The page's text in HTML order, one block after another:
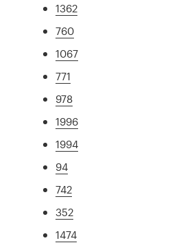
1362
760
1067
771
978
1996
1994
94
742
352
1474